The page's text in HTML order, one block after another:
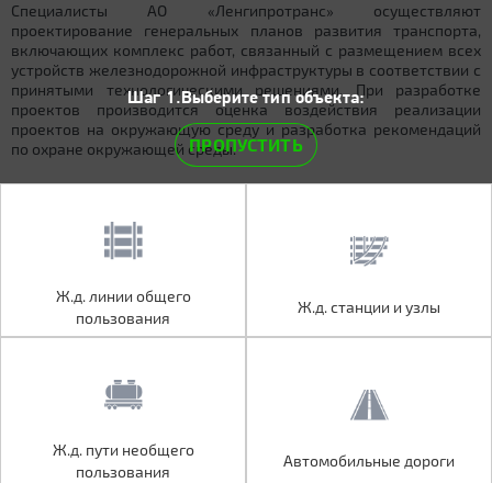
Специалисты АО «Ленгипротранс» осуществляют
проектирование генеральных планов развития транспорта,
включающих комплекс работ, связанный с размещением всех
устройств железнодорожной инфраструктуры в соответствии с
принятыми технологическими решениями. При разработке
проектов производится оценка воздействия реализации
проектов на окружающую среду и разработка рекомендаций
по охране окружающей среды.
Ж.д. линии общего
пользования
Ж.д. пути необщего
пользования
Автомобильные дороги
Шаг 1.Выберите тип объекта:
ПРОПУСТИТЬ
Ж.д. линии общего
пользования
Ж.д. станции и узлы
Ж.д. пути необщего
пользования
Автомобильные дороги